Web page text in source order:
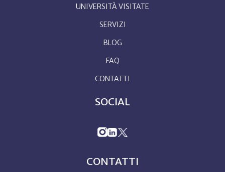
UNIVERSITÀ VISITATE
SERVIZI
BLOG
FAQ
CONTATTI
SOCIAL
CONTATTI